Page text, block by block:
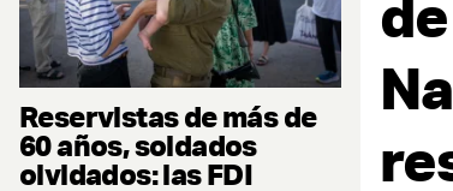
Reservistas de más de
60 años, soldados
olvidados: las FDI